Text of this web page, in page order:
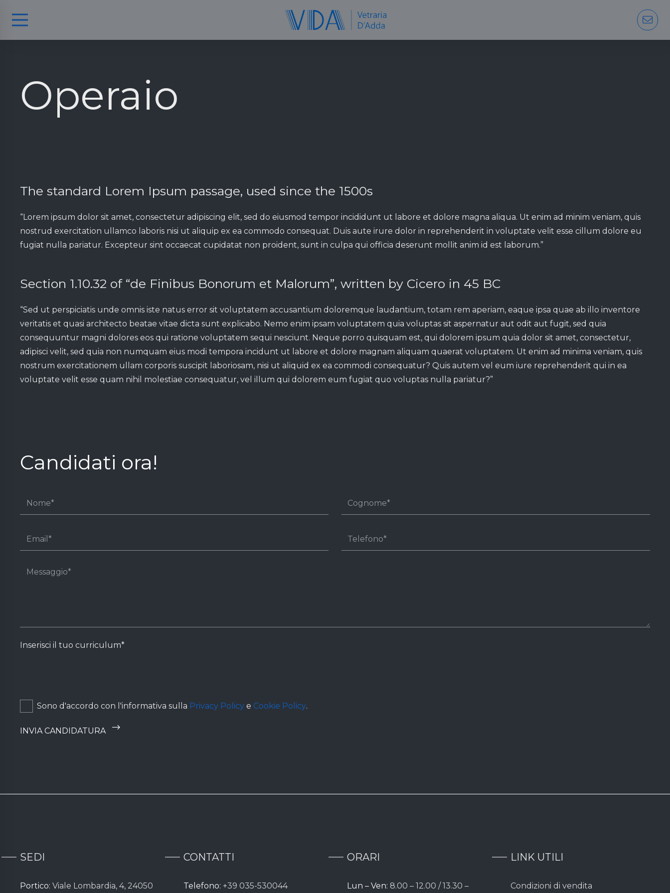
Operaio
The standard Lorem Ipsum passage, used since the 1500s
“Lorem ipsum dolor sit amet, consectetur adipiscing elit, sed do eiusmod tempor incididunt ut labore et dolore magna aliqua. Ut enim ad minim veniam, quis
nostrud exercitation ullamco laboris nisi ut aliquip ex ea commodo consequat. Duis aute irure dolor in reprehenderit in voluptate velit esse cillum dolore eu
fugiat nulla pariatur. Excepteur sint occaecat cupidatat non proident, sunt in culpa qui officia deserunt mollit anim id est laborum.”
Section 1.10.32 of “de Finibus Bonorum et Malorum”, written by Cicero in 45 BC
“Sed ut perspiciatis unde omnis iste natus error sit voluptatem accusantium doloremque laudantium, totam rem aperiam, eaque ipsa quae ab illo inventore
veritatis et quasi architecto beatae vitae dicta sunt explicabo. Nemo enim ipsam voluptatem quia voluptas sit aspernatur aut odit aut fugit, sed quia
consequuntur magni dolores eos qui ratione voluptatem sequi nesciunt. Neque porro quisquam est, qui dolorem ipsum quia dolor sit amet, consectetur,
adipisci velit, sed quia non numquam eius modi tempora incidunt ut labore et dolore magnam aliquam quaerat voluptatem. Ut enim ad minima veniam, quis
nostrum exercitationem ullam corporis suscipit laboriosam, nisi ut aliquid ex ea commodi consequatur? Quis autem vel eum iure reprehenderit qui in ea
voluptate velit esse quam nihil molestiae consequatur, vel illum qui dolorem eum fugiat quo voluptas nulla pariatur?”
Candidati ora!
Inserisci il tuo curriculum*
Sono d'accordo con l'informativa sulla Privacy Policy e Cookie Policy.
SEDI
Portico: Viale Lombardia, 4, 24050
CONTATTI
Telefono: +39 035-530044
ORARI
Lun – Ven: 8.00 – 12.00 / 13.30 –
LINK UTILI
Condizioni di vendita